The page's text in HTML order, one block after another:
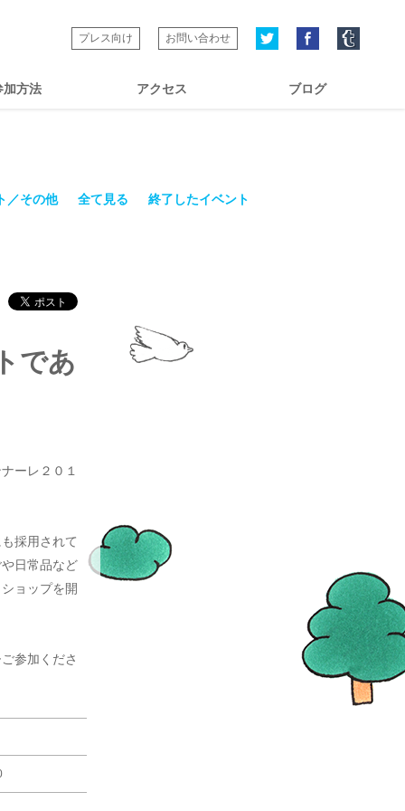
加方法 アクセス ブログ
プレス向け お問い合わせ
／その他 全て見る 終了したイベント
であ
ーレ２０１
採用されて
日常品など
ョップを開
参加くださ